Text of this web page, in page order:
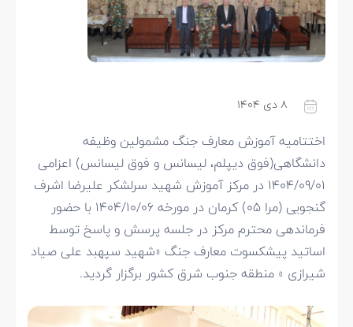
۸ دی ۱۴۰۴
اختتامیه آموزش معارف جنگ مشمولین وظیفه
دانشگاهی(فوق دیپلم، لیسانس و فوق لیسانس) اعزامی
۱۴۰۴/۰۹/۰۱ در مرکز آموزش شهید سرلشکر علیرضا اشرف
گنجویی (مرا ۰۵) کرمان در مورخه ۱۴۰۴/۱۰/۰۶ با حضور
فرماندهی محترم مرکز در جلسه پرسش و پاسخ توسط
اساتید پیشکسوت معارف جنگ «شهید سپهبد علی صیاد
شیرازی » منطقه جنوب شرق کشور برگزار گردید.